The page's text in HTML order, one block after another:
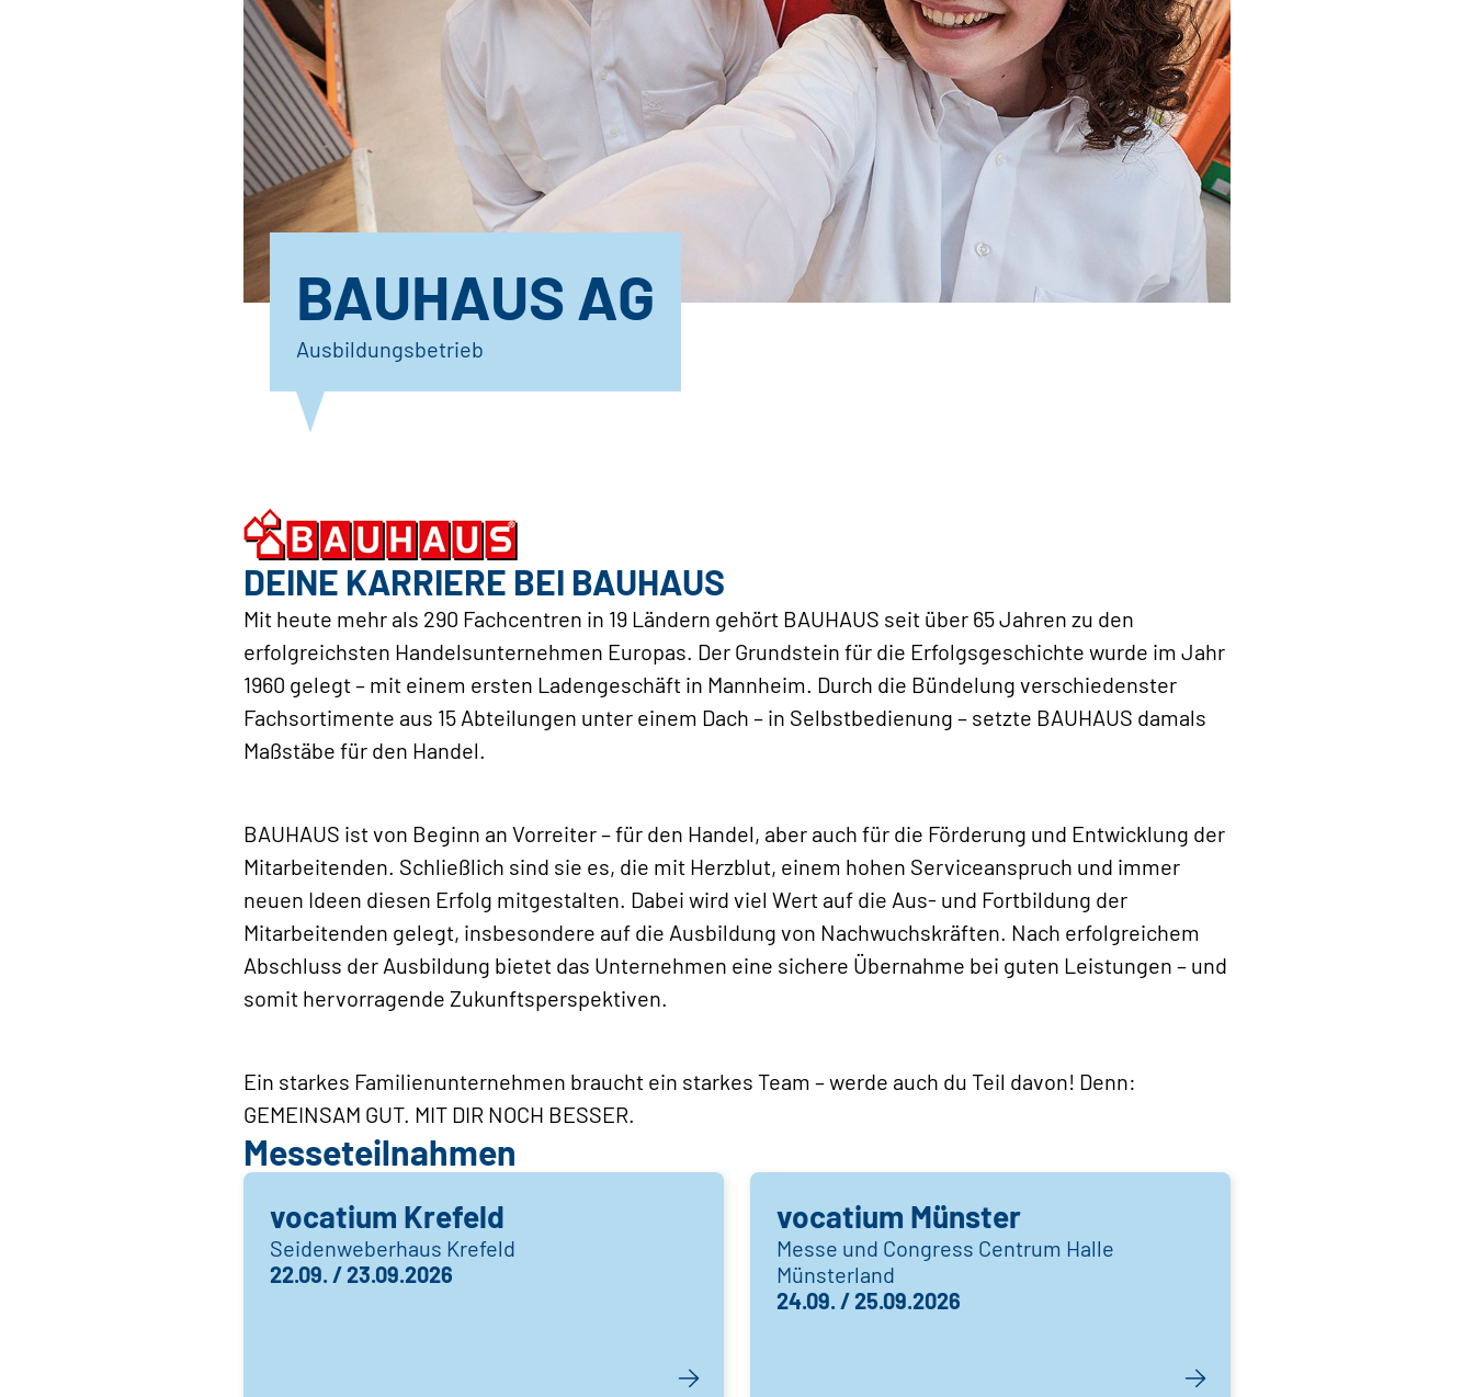
BAUHAUS AG
Ausbildungsbetrieb
DEINE KARRIERE BEI BAUHAUS
Mit heute mehr als 290 Fachcentren in 19 Ländern gehört BAUHAUS seit über 65 Jahren zu den
erfolgreichsten Handelsunternehmen Europas. Der Grundstein für die Erfolgsgeschichte wurde im Jahr
1960 gelegt – mit einem ersten Ladengeschäft in Mannheim. Durch die Bündelung verschiedenster
Fachsortimente aus 15 Abteilungen unter einem Dach – in Selbstbedienung – setzte BAUHAUS damals
Maßstäbe für den Handel.
BAUHAUS ist von Beginn an Vorreiter – für den Handel, aber auch für die Förderung und Entwicklung der
Mitarbeitenden. Schließlich sind sie es, die mit Herzblut, einem hohen Serviceanspruch und immer
neuen Ideen diesen Erfolg mitgestalten. Dabei wird viel Wert auf die Aus- und Fortbildung der
Mitarbeitenden gelegt, insbesondere auf die Ausbildung von Nachwuchskräften. Nach erfolgreichem
Abschluss der Ausbildung bietet das Unternehmen eine sichere Übernahme bei guten Leistungen – und
somit hervorragende Zukunftsperspektiven.
Ein starkes Familienunternehmen braucht ein starkes Team – werde auch du Teil davon! Denn:
GEMEINSAM GUT. MIT DIR NOCH BESSER.
Messeteilnahmen
vocatium Krefeld
Seidenweberhaus Krefeld
22.09. / 23.09.2026
vocatium Münster
Messe und Congress Centrum Halle
Münsterland
24.09. / 25.09.2026